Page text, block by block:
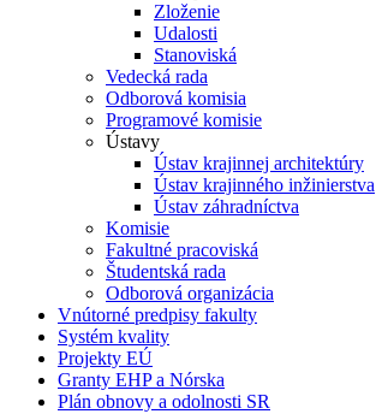
Zloženie
Udalosti
Stanoviská
Vedecká rada
Odborová komisia
Programové komisie
Ústavy
Ústav krajinnej architektúry
Ústav krajinného inžinierstva
Ústav záhradníctva
Komisie
Fakultné pracoviská
Študentská rada
Odborová organizácia
Vnútorné predpisy fakulty
Systém kvality
Projekty EÚ
Granty EHP a Nórska
Plán obnovy a odolnosti SR